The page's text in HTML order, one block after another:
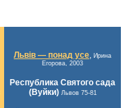
Львів — понад усе, Ирина
Егорова, 2003
Республика Святого сада
(Вуйки) Львов 75-81